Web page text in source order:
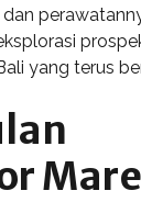
yang terus